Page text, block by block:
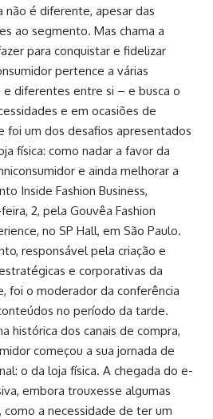
não é diferente, apesar das
ao segmento. Mas chama a
para conquistar e fidelizar
pertence a várias
diferentes entre si – e busca o
e em ocasiões de
foi um dos desafios apresentados
física: como nadar a favor da
e ainda melhorar a
Inside Fashion Business,
2, pela Gouvêa Fashion
no SP Hall, em São Paulo.
responsável pela criação e
e corporativas da
foi o moderador da conferência
no período da tarde.
histórica dos canais de compra,
começou a sua jornada de
o da loja física. A chegada do e-
embora trouxesse algumas
como a necessidade de ter um